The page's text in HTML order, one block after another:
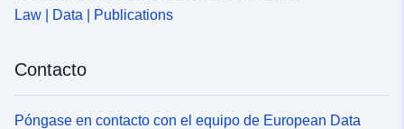
Law | Data | Publications
Contacto
Póngase en contacto con el equipo de European Data